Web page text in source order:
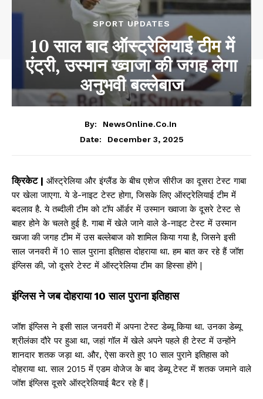
SPORT UPDATES
10 साल बाद ऑस्ट्रेलियाई टीम में
एंट्री, उस्मान ख्वाजा की जगह लेगा
अनुभवी बल्लेबाज
By:
NewsOnline.co.in
Date:
December 3, 2025
क्रिकेट | ऑस्ट्रेलिया और इंग्लैंड के बीच एशेज सीरीज का दूसरा टेस्ट गाबा
पर खेला जाएगा. ये डे-नाइट टेस्ट होगा, जिसके लिए ऑस्ट्रेलियाई टीम में
बदलाव है. ये तब्दीली टीम को टॉप ऑर्डर में उस्मान ख्वाजा के दूसरे टेस्ट से
बाहर होने के चलते हुई है. गाबा में खेले जाने वाले डे-नाइट टेस्ट में उस्मान
ख्वजा की जगह टीम में उस बल्लेबाज को शामिल किया गया है, जिसने इसी
साल जनवरी में 10 साल पुराना इतिहास दोहराया था. हम बात कर रहे हैं जॉश
इंग्लिस की, जो दूसरे टेस्ट में ऑस्ट्रेलिया टीम का हिस्सा होंगे |
इंग्लिस ने जब दोहराया 10 साल पुराना इतिहास
जॉश इंग्लिस ने इसी साल जनवरी में अपना टेस्ट डेब्यू किया था. उनका डेब्यू
श्रीलंका दौरे पर हुआ था, जहां गॉल में खेले अपने पहले ही टेस्ट में उन्होंने
शानदार शतक जड़ा था. और, ऐसा करते हुए 10 साल पुराने इतिहास को
दोहराया था. साल 2015 में एडम वोजेज के बाद डेब्यू टेस्ट में शतक जमाने वाले
जॉश इंग्लिस दूसरे ऑस्ट्रेलियाई बैटर रहे हैं |